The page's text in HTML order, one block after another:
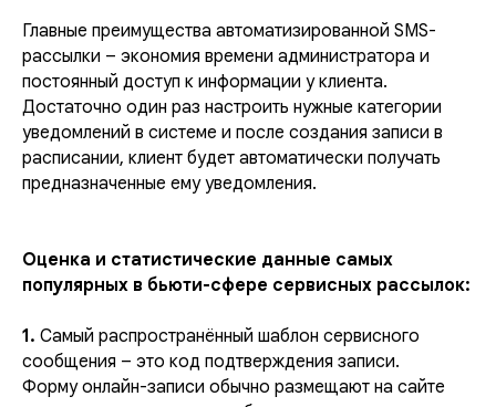
Главные преимущества автоматизированной SMS-
рассылки – экономия времени администратора и
постоянный доступ к информации у клиента.
Достаточно один раз настроить нужные категории
уведомлений в системе и после создания записи в
расписании, клиент будет автоматически получать
предназначенные ему уведомления.
Оценка и статистические данные самых
популярных в бьюти-сфере сервисных рассылок:
1. Самый распространённый шаблон сервисного
сообщения – это код подтверждения записи.
Форму онлайн-записи обычно размещают на сайте